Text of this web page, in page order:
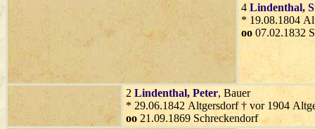
4 Lindenthal,
* 19.08.1804
oo 07.02.1832
2 Lindenthal, Peter, Bauer
* 29.06.1842 Altgersdorf † vor 1904
oo 21.09.1869 Schreckendorf